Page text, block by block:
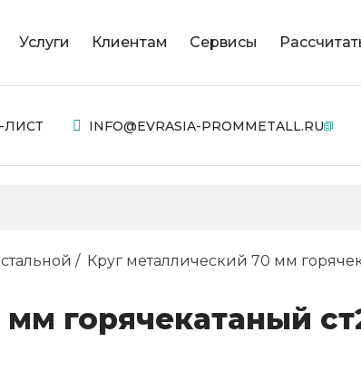
Услуги Клиентам Сервисы
ЛИСТ INFO@EVRASIA-PROMMETALL.RU
Круг металлический 70 мм
горячекатаный